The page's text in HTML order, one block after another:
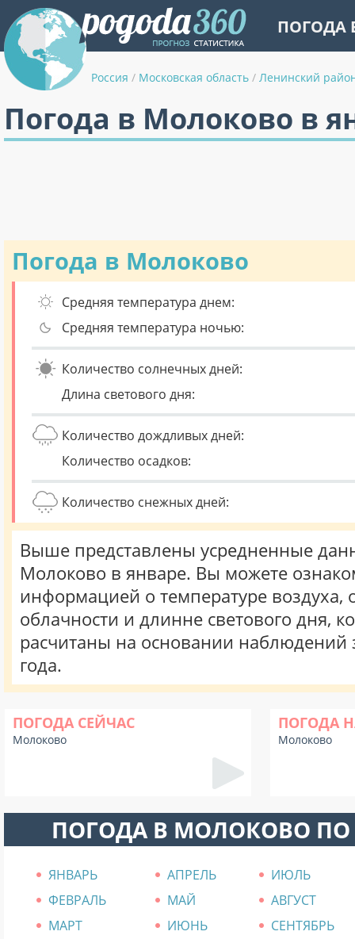
ПОГОДА
Россия / Московская область / Ленинский
Погода в Молоково в
Погода в Молоково
Средняя температура днем:
Средняя температура ночью:
Количество солнечных дней:
Длина светового дня:
Количество дождливых дней:
Количество осадков:
Количество снежных дней:
Выше представлены усредненные
Молоково в январе. Вы можете
информацией о температуре воздуха,
облачности и длинне светового дня,
расчитаны на основании наблюдений
года.
ПОГОДА СЕЙЧАС
Молоково
ПОГОДА
Молоково
ПОГОДА В МОЛОКОВО
ЯНВАРЬ АПРЕЛЬ
ИЮЛЬ
ФЕВРАЛЬ
МАЙ
АВГУСТ
МАРТ
ИЮНЬ СЕНТЯБРЬ